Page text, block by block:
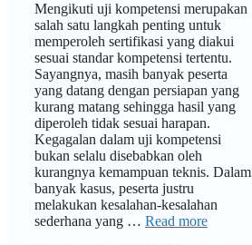
Mengikuti uji kompetensi merupakan
salah satu langkah penting untuk
memperoleh sertifikasi yang diakui
sesuai standar kompetensi tertentu.
Sayangnya, masih banyak peserta
yang datang dengan persiapan yang
kurang matang sehingga hasil yang
diperoleh tidak sesuai harapan.
Kegagalan dalam uji kompetensi
bukan selalu disebabkan oleh
kurangnya kemampuan teknis. Dalam
banyak kasus, peserta justru
melakukan kesalahan-kesalahan
sederhana yang … Read more